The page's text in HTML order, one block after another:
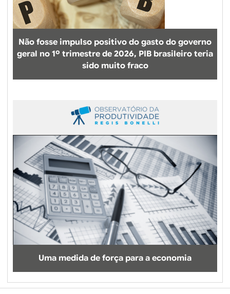
Não fosse impulso positivo do gasto do governo
geral no 1º trimestre de 2026, PIB brasileiro teria
sido muito fraco
Uma medida de força para a economia